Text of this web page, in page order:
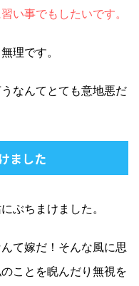
い事でもしたいです。
理です。
なんてとても意地悪だ
ました
ぶちまけました。
て嫁だ！そんな風に思
ことを睨んだり無視を